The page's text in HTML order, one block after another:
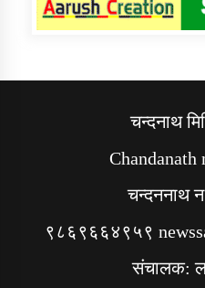
चन्दनाथ
चन्दननाथ
९८६९६६४९५९
संचालक: